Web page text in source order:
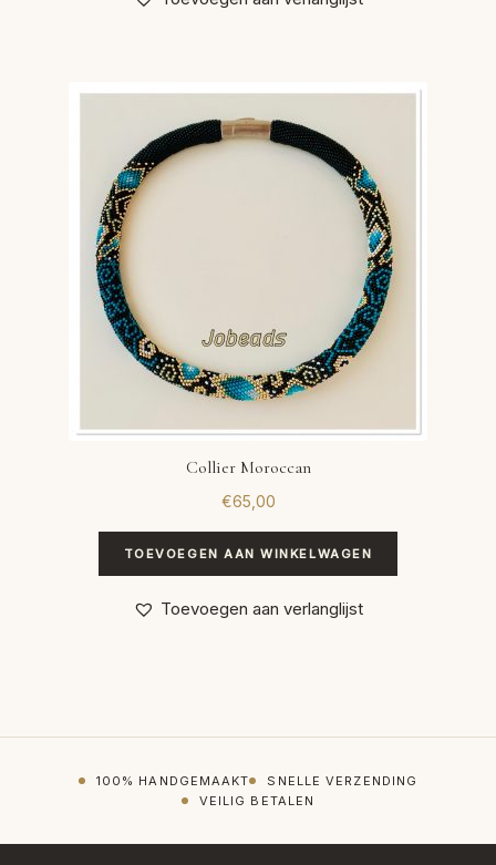
Collier Moroccan
€65,00
TOEVOEGEN AAN WINKELWAGEN
Toevoegen aan verlanglijst
100% HANDGEMAAKT
SNELLE VERZENDING
VEILIG BETALEN